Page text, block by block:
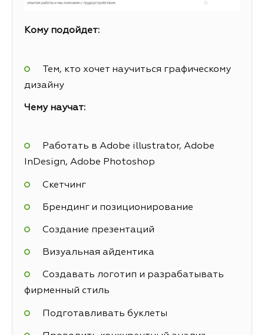
Кому подойдет:
Тем, кто хочет научиться графическому
дизайну
Чему научат:
Работать в Adobe illustrator, Adobe
InDesign, Adobe Photoshop
Скетчинг
Брендинг и позиционирование
Создание презентаций
Визуальная айдентика
Создавать логотип и разрабатывать
фирменный стиль
Подготавливать буклеты